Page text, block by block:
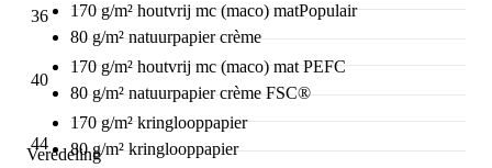
170 g/m² houtvrij mc (maco) matPopulair
170 g/m² houtvrij mc (maco) mat PEFC
170 g/m² kringlooppapier
36
40
44
80 g/m² natuurpapier crème
80 g/m² natuurpapier crème FSC®
80 g/m² kringlooppapier
Veredeling